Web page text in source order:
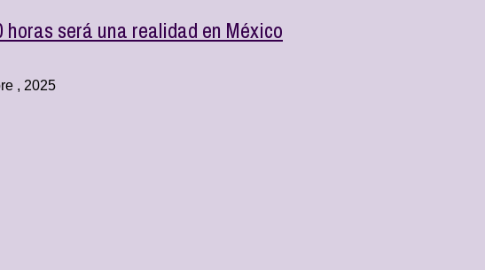
será una realidad en México
, 2025